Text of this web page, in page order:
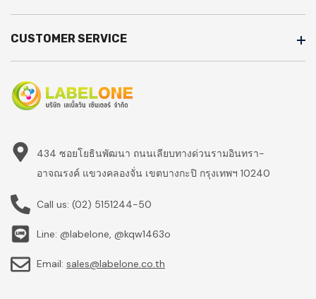
CUSTOMER SERVICE
434 ซอยโยธินพัฒนา ถนนเลียบทางด่วนรามอินทรา-
อาจณรงค์ แขวงคลองจั่น เขตบางกะปิ กรุงเทพฯ 10240
Call us: (02) 5151244-50
Line: @labelone, @kqw1463o
Email: sales@labelone.co.th